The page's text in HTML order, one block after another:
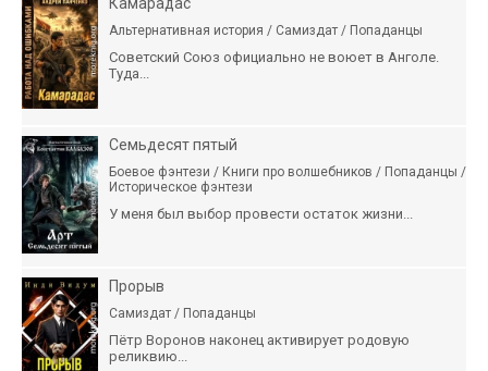
Камарадас
Альтернативная история / Самиздат / Попаданцы
Советский Союз официально не воюет в Анголе.
Туда...
Семьдесят пятый
Боевое фэнтези / Книги про волшебников / Попаданцы /
Историческое фэнтези
У меня был выбор провести остаток жизни...
Прорыв
Самиздат / Попаданцы
Пётр Воронов наконец активирует родовую
реликвию...